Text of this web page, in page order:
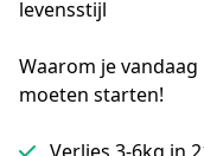
levensstijl
Waarom je
moeten starten!